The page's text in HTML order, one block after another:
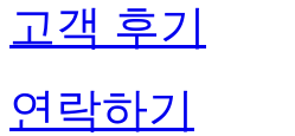
고객 후기
연락하기